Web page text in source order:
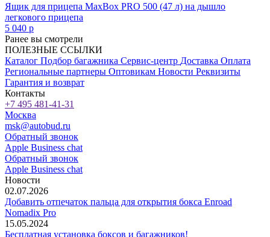
Ящик для прицепа MaxBox PRO 500 (47 л) на дышло
легкового прицепа
5 040 p
Ранее вы смотрели
ПОЛЕЗНЫЕ ССЫЛКИ
Каталог Подбор багажника Сервис-центр Доставка Оплата
Региональные партнеры Оптовикам Новости Реквизиты
Гарантия и возврат
Контакты
+7 495 481-41-31
Москва
msk@autobud.ru
Обратный звонок
Apple Business chat
Обратный звонок
Apple Business chat
Новости
02.07.2026
Добавить отпечаток пальца для открытия бокса Enroad
Nomadix Pro
15.05.2024
Бесплатная установка боксов и багажников!